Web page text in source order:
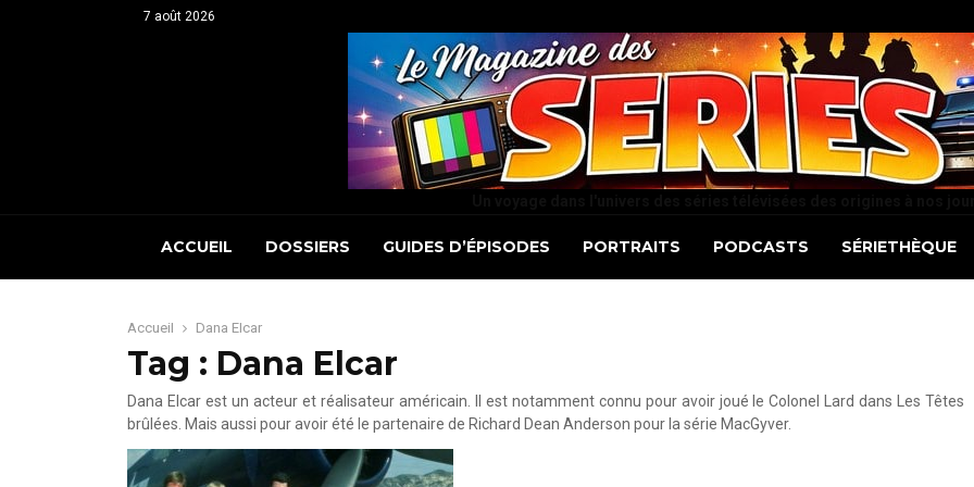
7 août 2026
ACCUEIL DOSSIERS GUIDES D’ÉPISODES PORTRAITS PODCASTS SÉRIETHÈQUE
Accueil Dana Elcar
Tag : Dana Elcar
Dana Elcar est un acteur et réalisateur américain. Il est notamment connu pour avoir joué le Colonel Lard dans Les Têtes
brûlées. Mais aussi pour avoir été le partenaire de Richard Dean Anderson pour la série MacGyver.